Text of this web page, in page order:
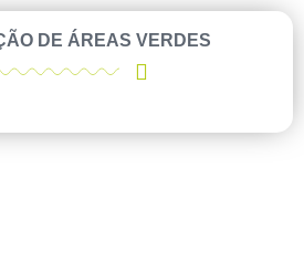
DE ÁREAS VERDES